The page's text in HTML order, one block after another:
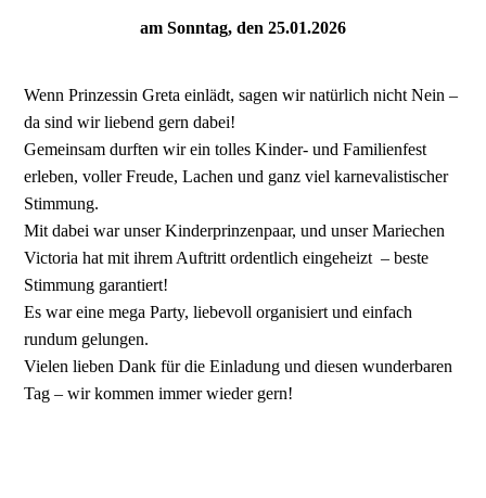
am Sonntag, den 25.01.2026
Wenn Prinzessin Greta einlädt, sagen wir natürlich nicht Nein –
da sind wir liebend gern dabei!
Gemeinsam durften wir ein tolles Kinder- und Familienfest
erleben, voller Freude, Lachen und ganz viel karnevalistischer
Stimmung.
Mit dabei war unser Kinderprinzenpaar, und unser Mariechen
Victoria hat mit ihrem Auftritt ordentlich eingeheizt – beste
Stimmung garantiert!
Es war eine mega Party, liebevoll organisiert und einfach
rundum gelungen.
Vielen lieben Dank für die Einladung und diesen wunderbaren
Tag – wir kommen immer wieder gern!